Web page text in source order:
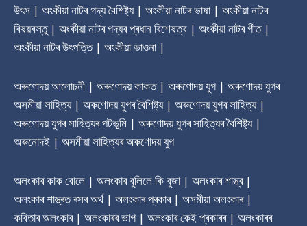
উৎস | অংকীয়া নাটৰ গদ্য বৈশিষ্ট্য | অংকীয়া নাটৰ ভাষা | অংকীয়া নাটৰ
বিষয়বস্তু | অংকীয়া নাটৰ গদ্যৰ প্ৰধান বিশেষত্ব | অংকীয়া নাটৰ গীত |
অংকীয়া নাটৰ উৎপত্তি | অংকীয়া ভাওনা |
অৰুণোদয় আলোচনী | অৰুণোদয় কাকত | অৰুণোদয় যুগ | অৰুণোদয় যুগৰ
অসমীয়া সাহিত্য | অৰুণোদয় যুগৰ বৈশিষ্ট্য | অৰুণোদয় যুগৰ সাহিত্য |
অৰুণোদয় যুগৰ সাহিত্যৰ পটভূমি | অৰুণোদয় যুগৰ সাহিত্যৰ বৈশিষ্ট্য |
অৰুনোদই | অসমীয়া সাহিত্যৰ অৰুণোদয় যুগ
অলংকাৰ কাক বোলে | অলংকাৰ বুলিলে কি বুজা | অলংকাৰ শাস্ত্ৰ |
অলংকাৰ শাস্ত্ৰত ৰসৰ অৰ্থ | অলংকাৰ প্ৰকাৰ | অসমীয়া অলংকাৰ |
কবিতাৰ অলংকাৰ | অলংকাৰৰ ভাগ | অলংকাৰ কেই প্ৰকাৰৰ | অলংকাৰৰ